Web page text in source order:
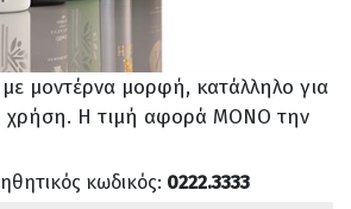
με μοντέρνα μορφή, κατάλληλο για
χρήση. Η τιμή αφορά ΜΟΝΟ την
κωδικός: 0222.3333